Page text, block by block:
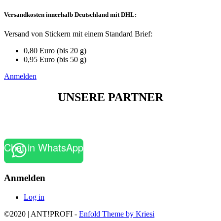
Versandkosten innerhalb Deutschland mit DHL:
Versand von Stickern mit einem Standard Brief:
0,80 Euro (bis 20 g)
0,95 Euro (bis 50 g)
Anmelden
UNSERE PARTNER
Chat in WhatsApp
Anmelden
Log in
©2020 | ANT!PROFI - Enfold Theme by Kriesi